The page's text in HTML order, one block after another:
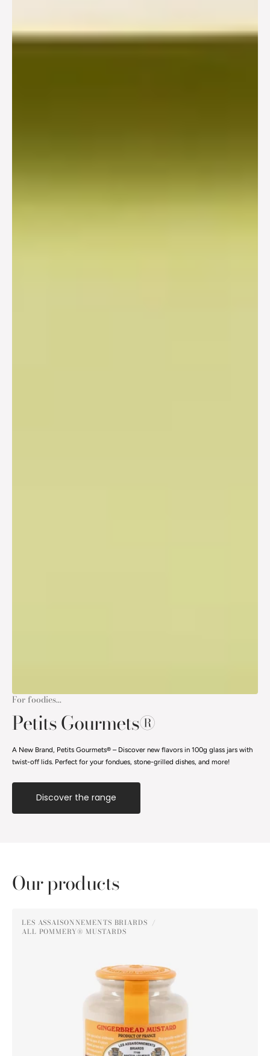
For foodies...
Petits Gourmets®
A New Brand, Petits Gourmets® – Discover new flavors in 100g glass jars with
twist-off lids. Perfect for your fondues, stone-grilled dishes, and more!
Discover the range
Our products
Gingerbread
Vendor:
LES ASSAISONNEMENTS BRIARDS
ALL POMMERY® MUSTARDS